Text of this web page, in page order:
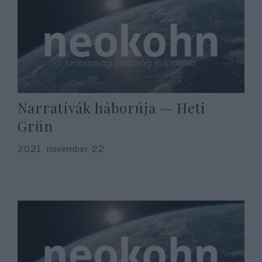
Narratívák háborúja — Heti
Grün
2021. november 22.